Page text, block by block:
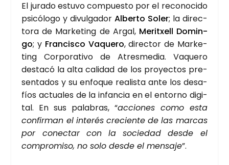
El jura­do estu­vo com­pues­to por el reco­no­ci­do
psi­có­lo­go y divul­ga­dor Alber­to Soler; la direc­
to­ra de Mar­ke­ting de Argal, Meritxell Domin­
go; y Fran­cis­co Vaque­ro, direc­tor de Mar­ke­
ting Cor­po­ra­ti­vo de Atres­me­dia. Vaque­ro
des­ta­có la alta cali­dad de los pro­yec­tos pre­
sen­ta­dos y su enfo­que rea­lis­ta ante los desa­
fíos actua­les de la infan­cia en el entorno digi­
tal. En sus pala­bras, “accio­nes como esta
con­fir­man el inte­rés cre­cien­te de las mar­cas
por conec­tar con la socie­dad des­de el
com­pro­mi­so, no solo des­de el men­sa­je”.